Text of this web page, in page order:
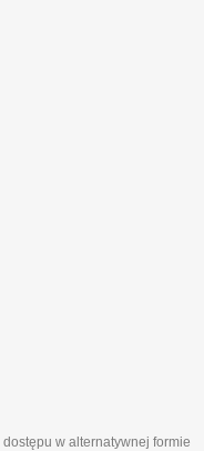
w alternatywnej formie